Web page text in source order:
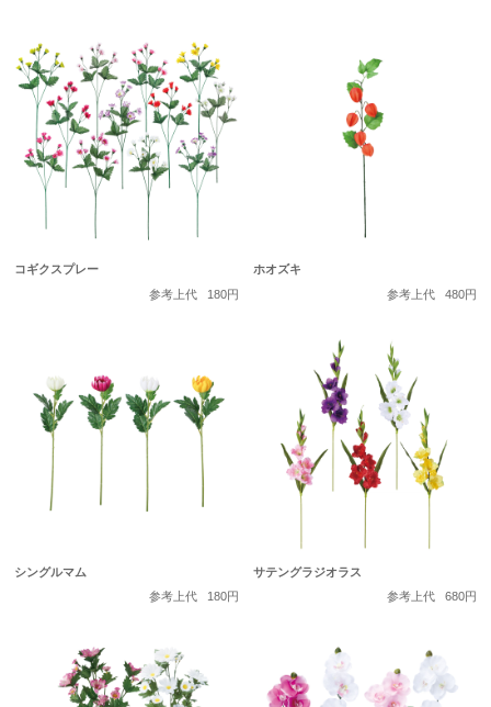
コギクスプレー
参考上代
180円
ホオズキ
参考上代
480円
シングルマム
参考上代
180円
サテングラジオラス
参考上代
680円